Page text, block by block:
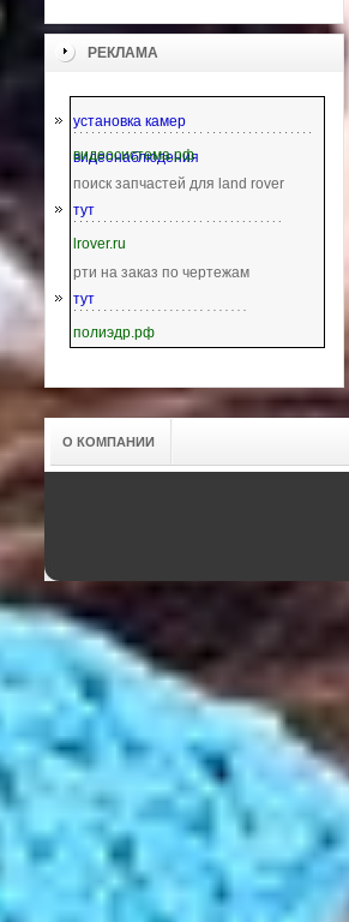
РЕКЛАМА
установка камер
видеонаблюдения
видеосистема.рф
поиск запчастей для land rover
тут
lrover.ru
рти на заказ по чертежам
тут
полиэдр.рф
О КОМПАНИИ